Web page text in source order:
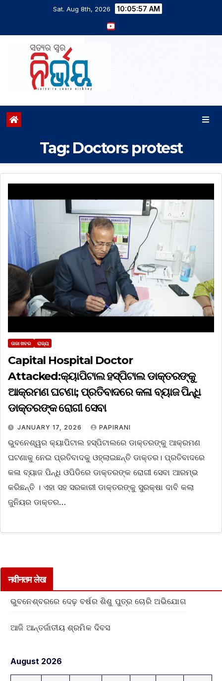
Sat. Aug 8th, 2026 10:05:58 AM
Tag: Doctors protest
ତାଜା ଖବର ରାଜ୍ୟ
Capital Hospital Doctor
Attacked:କ୍ୟାପିଟାଲ ହସ୍ପିଟାଲ ଡାକ୍ତରଙ୍କୁ
ଆକ୍ରମଣ ଘଟଣା; ପ୍ରତିବାଦରେ କଳା ବ୍ୟାଜ ପିନ୍ଧି
ଡାକ୍ତରଙ୍କ ରୋଗୀ ସେବା
JANUARY 17, 2026 PAPIRANI
ଭୁବନେଶ୍ୱର କ୍ୟାପିଟାଲ ହସ୍ପିଟାଲରେ ଡାକ୍ତରଙ୍କୁ ଆକ୍ରମଣ
ଘଟଣାକୁ ନେଇ ପ୍ରତିବାଦକୁ ଓହ୍ଲାଇଛନ୍ତି ଡାକ୍ତର। ପ୍ରତିବାଦରେ
କଳା ବ୍ୟାଜ ପିନ୍ଧି ଓପିଡିରେ ଡାକ୍ତରଙ୍କ ରୋଗୀ ସେବା ଆରମ୍ଭ
କରିଛନ୍ତି । ଏହା ସହ ସରକାରୀ ଡାକ୍ତରଙ୍କୁ ସୁରକ୍ଷା ଦାବି କଲା
ଜୁନିୟର ଡାକ୍ତର…
नवीनतम लेख
ଭୁବନେଶ୍ବରରେ ଦେଢ଼ ବର୍ଷର ଶିଶୁ ପୁତ୍ର ଚୋରି ଅଭିଯୋଗ
ଆଜି ଆନ୍ତର୍ଜାତୀୟ ଶ୍ରମିକ ଦିବସ
August 2026